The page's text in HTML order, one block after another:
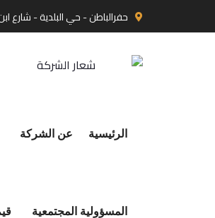
حفرالباطن - حي البلدية - شارع
الرئيسية عن الشركة
المسؤولية المجتمعية